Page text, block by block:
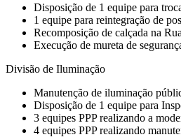
Disposição de 1 equipe para
1 equipe para reintegração de
Recomposição de calçada na
Execução de mureta de
Divisão de Iluminação
Manutenção de iluminação
Disposição de 1 equipe para
3 equipes PPP realizando a
4 equipes PPP realizando